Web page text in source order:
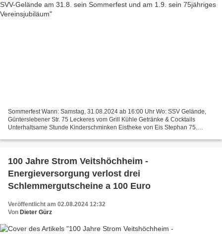
Sommerfest Wann: Samstag, 31.08.2024 ab 16:00 Uhr Wo: SSV Gelände,
Günterslebener Str. 75 Leckeres vom Grill Kühle Getränke & Cocktails
Unterhaltsame Stunde Kinderschminken Eistheke von Eis Stephan 75.
100 Jahre Strom Veitshöchheim -
Energieversorgung verlost drei
Schlemmergutscheine a 100 Euro
Veröffentlicht am 02.08.2024 12:32
Von Dieter Gürz